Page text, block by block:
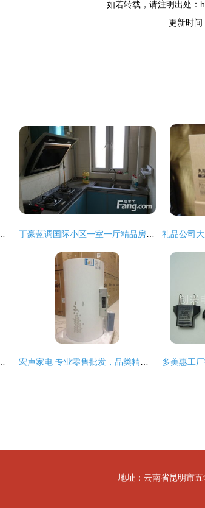
如若转载，请注明出处：
更新时
地址：云南省昆明市